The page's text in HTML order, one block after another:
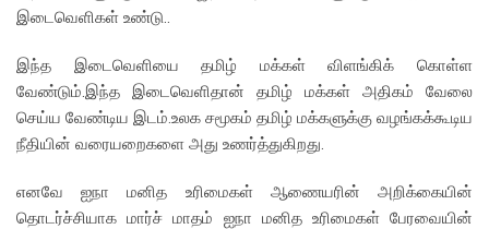
இடைவெளிகள் உண்டு..
இந்த இடைவெளியை தமிழ் மக்கள் விளங்கிக் கொள்ள
வேண்டும்.இந்த இடைவெளிதான் தமிழ் மக்கள் அதிகம் வேலை
செய்ய வேண்டிய இடம்.உலக சமூகம் தமிழ் மக்களுக்கு வழங்கக்கூடிய
நீதியின் வரையறைகளை அது உணர்த்துகிறது.
எனவே ஐநா மனித உரிமைகள் ஆணையரின் அறிக்கையின்
தொடர்ச்சியாக மார்ச் மாதம் ஐநா மனித உரிமைகள் பேரவையின்